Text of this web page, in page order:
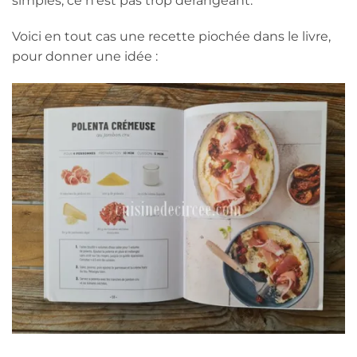
Voici en tout cas une recette piochée dans le livre,
pour donner une idée :